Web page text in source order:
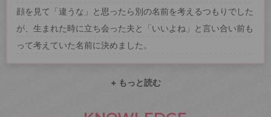
顔を見て「違うな」と思ったら別の名前を考えるつもりでした
が、生まれた時に立ち会った夫と「いいよね」と言い合い前も
って考えていた名前に決めました。
+ もっと読む